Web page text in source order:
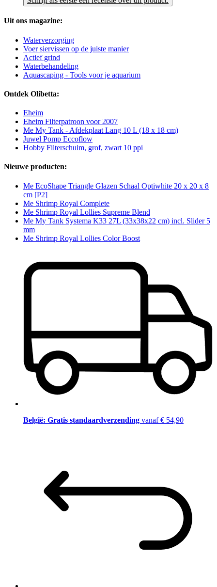
Uit ons magazine:
Waterverzorging
Voer siervissen op de juiste manier
Actief grind
Waterbehandeling
Aquascaping - Tools voor je aquarium
Ontdek Olibetta:
Eheim
Eheim Filterpatroon voor 2007
Me My Tank - Afdekplaat Lang 10 L (18 x 18 cm)
Juwel Pomp Eccoflow
Hobby Filterschuim, grof, zwart 10 ppi
Nieuwe producten:
Me EcoShape Triangle Glazen Schaal Optiwhite 20 x 20 x 8
cm [P2]
Me Shrimp Royal Complete
Me Shrimp Royal Lollies Supreme Blend
Me My Tank Systema K33 27L (33x38x22 cm) incl. Slider 5
mm
Me Shrimp Royal Lollies Color Boost
België: Gratis standaardverzending vanaf € 54,90